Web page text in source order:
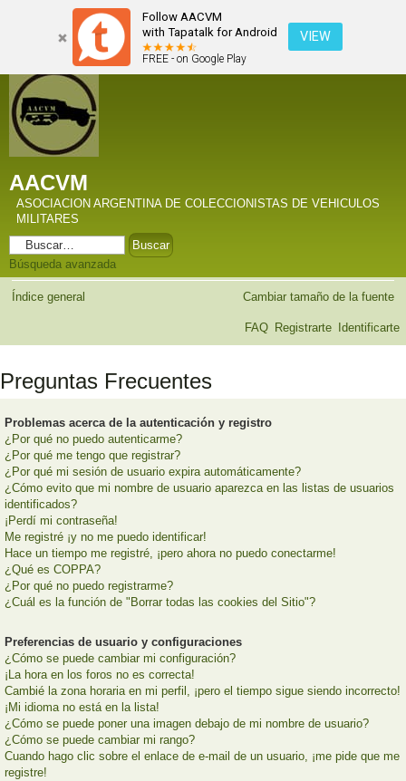
Follow AACVM
with Tapatalk for Android
FREE - on Google Play
VIEW
AACVM
ASOCIACION ARGENTINA DE COLECCIONISTAS DE VEHICULOS
MILITARES
Búsqueda avanzada
Índice general Cambiar tamaño de la fuente
FAQ Registrarte Identificarte
Preguntas Frecuentes
Problemas acerca de la autenticación y registro
¿Por qué no puedo autenticarme?
¿Por qué me tengo que registrar?
¿Por qué mi sesión de usuario expira automáticamente?
¿Cómo evito que mi nombre de usuario aparezca en las listas de usuarios
identificados?
¡Perdí mi contraseña!
Me registré ¡y no me puedo identificar!
Hace un tiempo me registré, ¡pero ahora no puedo conectarme!
¿Qué es COPPA?
¿Por qué no puedo registrarme?
¿Cuál es la función de "Borrar todas las cookies del Sitio"?
Preferencias de usuario y configuraciones
¿Cómo se puede cambiar mi configuración?
¡La hora en los foros no es correcta!
Cambié la zona horaria en mi perfil, ¡pero el tiempo sigue siendo incorrecto!
¡Mi idioma no está en la lista!
¿Cómo se puede poner una imagen debajo de mi nombre de usuario?
¿Cómo se puede cambiar mi rango?
Cuando hago clic sobre el enlace de e-mail de un usuario, ¡me pide que me
registre!